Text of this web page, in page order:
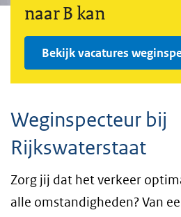
naar B kan
Bekijk vacatures
Weginspecteur bij
Rijkswaterstaat
Zorg jij dat het verkeer
alle omstandigheden? Van